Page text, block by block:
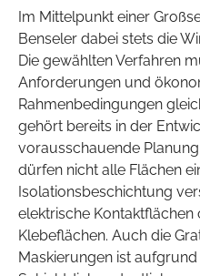
Im Mittelpunkt einer
Benseler dabei stets die
Die gewählten Verfahren
Anforderungen und
Rahmenbedingungen
gehört bereits in der
vorausschauende
dürfen nicht alle Flächen
Isolationsbeschichtung
elektrische
Klebeflächen. Auch die
Maskierungen ist